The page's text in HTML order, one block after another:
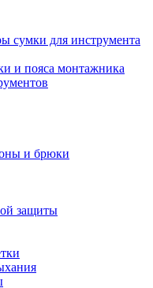
сумки для инструмента
и пояса монтажника
и брюки
защиты